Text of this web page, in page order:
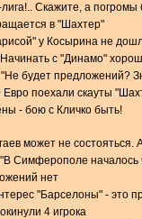
Скажите, а погромы
в "Шахтер"
у Косырина не
с "Динамо"
будет предложений?
поехали скауты
- бою с Кличко быть!
может не состояться.
Симферополе началось
нет
"Барселоны" - это
4 игрока